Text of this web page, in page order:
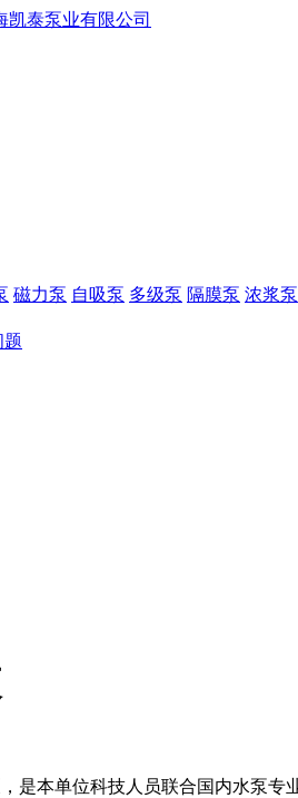
磁力泵 自吸泵 多级泵 隔膜泵 浓浆泵
题
是本单位科技人员联合国内水泵